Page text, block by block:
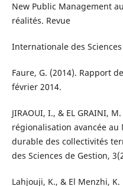
New Public Management
réalités. Revue
Internationale des
Faure, G. (2014). Rapport
février 2014.
JIRAOUI, I., & EL GRAINI,
régionalisation avancée
durable des collectivités
des Sciences de Gestion,
Lahjouji, K., & El Menzhi, K.